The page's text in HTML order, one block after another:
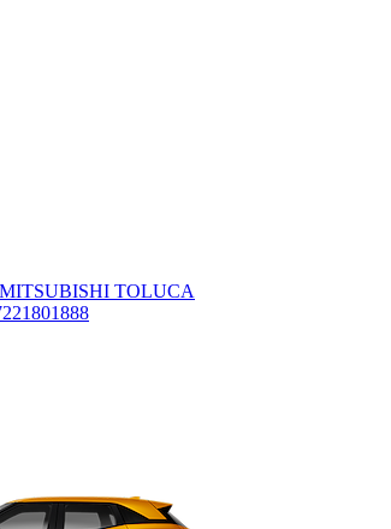
MITSUBISHI TOLUCA